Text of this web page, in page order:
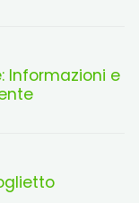
Informazioni e